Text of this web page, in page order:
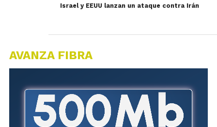
Israel y EEUU lanzan un ataque contra Irán
AVANZA FIBRA